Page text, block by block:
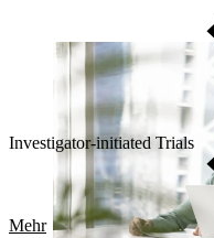
Investigator-initiated Trials
Mehr